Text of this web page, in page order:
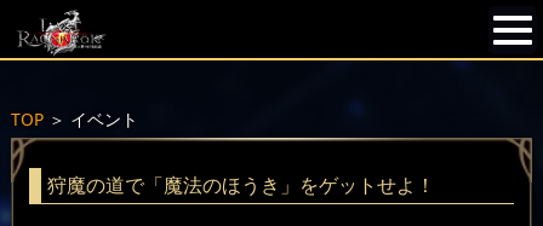
TOP＞ イベント
狩魔の道で「魔法のほうき」をゲットせよ！